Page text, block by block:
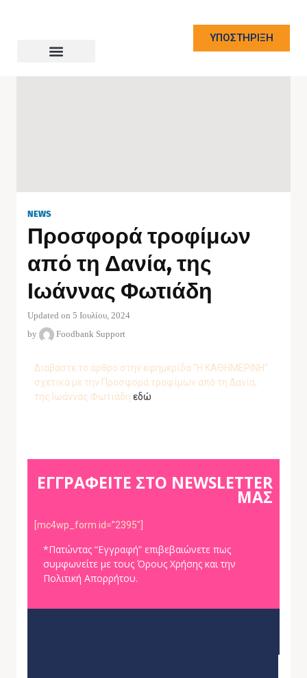
ΥΠΟΣΤΗΡΙΞΗ
NEWS
Προσφορά τροφίμων
από τη Δανία, της
Ιωάννας Φωτιάδη
Updated on 5 Ιουλίου, 2024
by
Foodbank Support
Διαβάστε το άρθρο στην εφημερίδα “Η ΚΑΘΗΜΕΡΙΝΗ”
σχετικά με την Προσφορά τροφίμων από τη Δανία,
της Ιωάννας Φωτιάδη εδώ
ΕΓΓΡΑΦΕΙΤΕ ΣΤΟ NEWSLETTER
ΜΑΣ
[mc4wp_form id=”2395″]
*Πατώντας “Εγγραφή” επιβεβαιώνετε πως
συμφωνείτε με τους Όρους Χρήσης και την
Πολιτική Απορρήτου.